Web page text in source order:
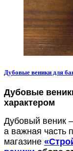
Дубовые веники для
Дубовые
характером
Дубовый веник
а важная часть
магазине